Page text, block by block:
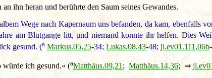
ihn heran und berührte den Saum seines Gewandes.
Wege nach Kapernaum uns befanden, da kam, ebenfalls
am Blutgange litt, und niemand konnte ihr helfen. Dies
gesund. (a Markus.05,25-34; Lukas.08,43-48; jl.ev01.111,06b
würde ich gesund.« (aMatthäus.09,21 ; Matthäus.14,36; ⇒